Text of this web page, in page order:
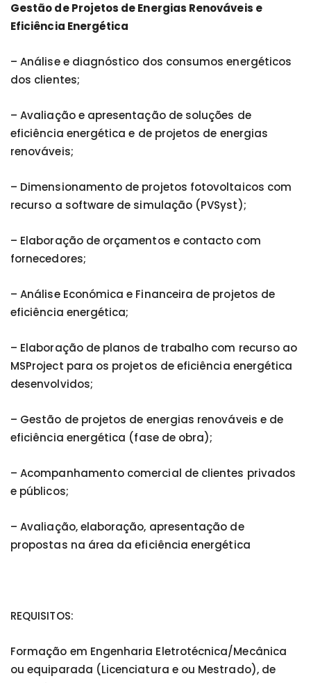
Gestão de Projetos de Energias Renováveis e
Eficiência Energética
– Análise e diagnóstico dos consumos energéticos
dos clientes;
– Avaliação e apresentação de soluções de
eficiência energética e de projetos de energias
renováveis;
– Dimensionamento de projetos fotovoltaicos com
recurso a software de simulação (PVSyst);
– Elaboração de orçamentos e contacto com
fornecedores;
– Análise Económica e Financeira de projetos de
eficiência energética;
– Elaboração de planos de trabalho com recurso ao
MSProject para os projetos de eficiência energética
desenvolvidos;
– Gestão de projetos de energias renováveis e de
eficiência energética (fase de obra);
– Acompanhamento comercial de clientes privados
e públicos;
– Avaliação, elaboração, apresentação de
propostas na área da eficiência energética
REQUISITOS:
Formação em Engenharia Eletrotécnica/Mecânica
ou equiparada (Licenciatura e ou Mestrado), de